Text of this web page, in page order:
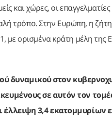
και χώρες, οι
τρόπο. Στην Ευρώπη, η
με ορισμένα κράτη μέλη της
δυναμικού στον
σε αυτόν τον
3,4 εκατομμυρίων